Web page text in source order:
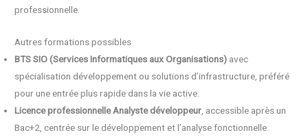
professionnelle.
Autres formations possibles
BTS SIO (Services Informatiques aux Organisations) avec
spécialisation développement ou solutions d’infrastructure, préféré
pour une entrée plus rapide dans la vie active.
Licence professionnelle Analyste développeur , accessible après un
Bac+2, centrée sur le développement et l’analyse fonctionnelle.